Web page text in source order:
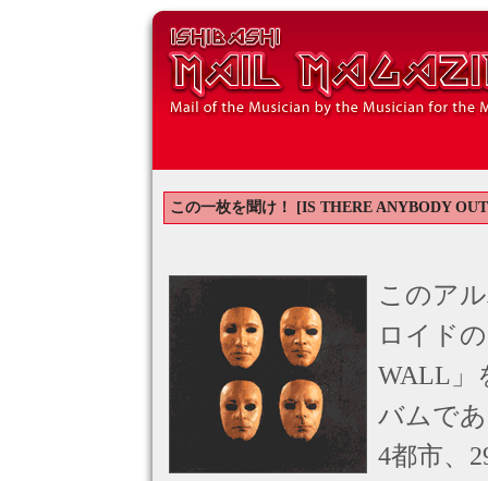
この一枚を聞け！ [IS THERE ANYBODY
このア
ロイド
WALL」
バムで
4都市、